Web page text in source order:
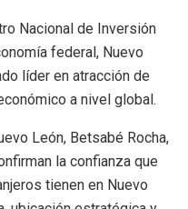
Nacional de Inversión
federal, Nuevo
líder en atracción de
a nivel global.
León, Betsabé Rocha,
la confianza que
tienen en Nuevo